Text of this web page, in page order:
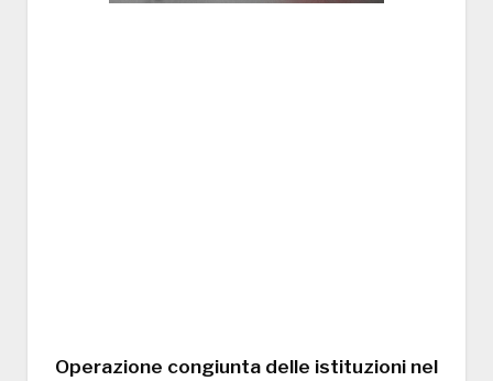
Operazione congiunta delle istituzioni nel